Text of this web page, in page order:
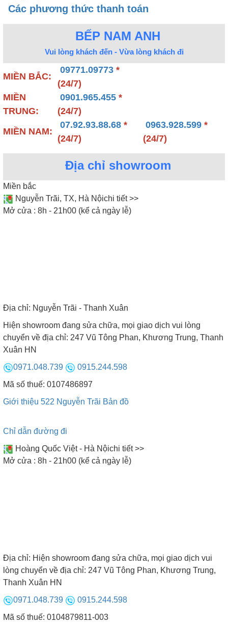
Hình ảnh bếp từ đôi lắp đặt dương
• Bếp từ đôi lắp đặt âm: Đây là dòng
bếp từ đặt âm
chìm xuống bàn đá. Vì vậy để đưa vào sử dụng,
người dùng phải khoét đá bàn bếp. Tính đến thời
điểm hiện tại, bếp từ đôi âm được xem là dòng bếp
phẩm được ưa chuộng bởi thiết kế hiện đại, góp
phần tăng tính thẩm mỹ cho căn bếp nhà bạn.
Hình ảnh bếp từ đôi lắp đặt âm
Ngoài ra, một số mẫu bếp từ đôi đặt âm còn có thể
muốn đặt dương tạm thời mà chưa phải đục khoét
bàn đá.
Bếp từ đôi có kích thước phổ thông, phù hợp với
hầu hết mọi không gian bếp hiện nay. Trong đó,
4. Hệ thống bảng điều khiển
Bếp từ đôi được trang bị bảng điều khiển cảm ứng
siêu nhạy. Bảng điều khiển bao gồm hai loại như
sau: Bảng điều khiển chung cho cả hai vùng nấu và
Các phương thức thanh toán
BẾP NAM ANH
Vui lòng khách đến - Vừa lòng khách đi
MIỀN BẮC:
09771.09773 *
(24/7)
MIỀN
TRUNG:
0901.965.455 *
(24/7)
MIỀN NAM:
07.92.93.88.68 *
(24/7)
0963.928.599 *
(24/7)
Địa chỉ showroom
Miền bắc
Nguyễn Trãi, TX, Hà Nộichi tiết >>
Mở cửa : 8h - 21h00 (kể cả ngày lễ)
Địa chỉ: Nguyễn Trãi - Thanh Xuân
Hiện showroom đang sửa chữa, mọi giao dịch vui lòng
chuyển về địa chỉ: 247 Vũ Tông Phan, Khương Trung, Thanh
Xuân HN
0971.048.739
0915.244.598
Mã số thuế: 0107486897
Giới thiệu 522 Nguyễn Trãi Bản đồ
Chỉ dẫn đường đi
Hoàng Quốc Việt - Hà Nộichi tiết >>
Mở cửa : 8h - 21h00 (kể cả ngày lễ)
Địa chỉ: Hiện showroom đang sửa chữa, mọi giao dịch vui
lòng chuyển về địa chỉ: 247 Vũ Tông Phan, Khương Trung,
Thanh Xuân HN
0971.048.739
0915.244.598
Mã số thuế: 0104879811-003